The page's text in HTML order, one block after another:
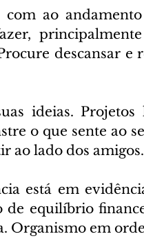
com ao
descansar e
ideias.
o que sente ao
lado dos amigos.
está em
de equilíbrio
Organismo em